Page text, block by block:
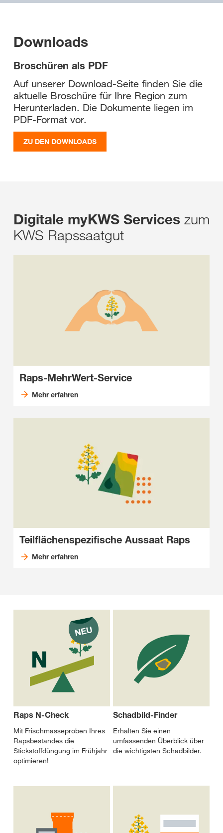
Downloads
Broschüren als PDF
Auf unserer Download-Seite finden Sie die
aktuelle Broschüre für Ihre Region zum
Herunterladen. Die Dokumente liegen im
PDF-Format vor.
ZU DEN DOWNLOADS
Digitale myKWS Services zum
KWS Rapssaatgut
Raps-MehrWert-Service
Mehr erfahren
Teilflächenspezifische Aussaat Raps
Mehr erfahren
Raps N-Check
Mit Frischmasseproben Ihres
Rapsbestandes die
Stickstoffdüngung im Frühjahr
optimieren!
Schadbild-Finder
Erhalten Sie einen
umfassenden Überblick über
die wichtigsten Schadbilder.